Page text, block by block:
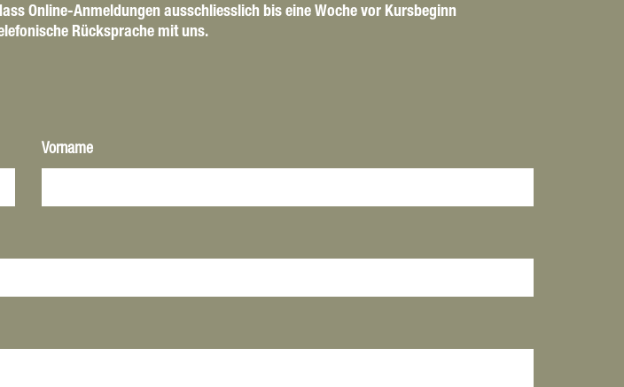
Online-Anmeldungen ausschliesslich bis eine Woche vor Kursbeginn
Rücksprache mit uns.
Vorname